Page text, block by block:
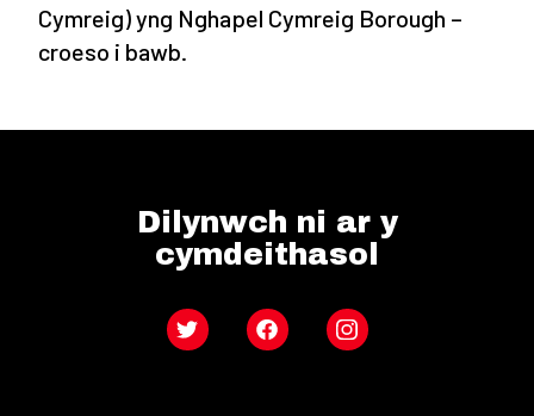
Cymreig) yng Nghapel Cymreig Borough –
croeso i bawb.
Dilynwch ni ar y
cymdeithasol
Twitter FacebookInstagram